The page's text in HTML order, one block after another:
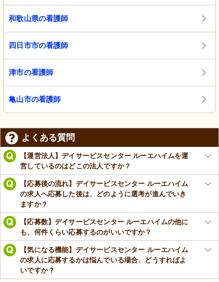
和歌山県の看護師
四日市市の看護師
津市の看護師
亀山市の看護師
よくある質問
【運営法人】デイサービスセンター ルーエハイムを運
営しているのはどこの法人ですか？
【応募後の流れ】デイサービスセンター ルーエハイム
の求人へ応募した後は、どのように選考が進んでいき
ますか？
【応募数】デイサービスセンター ルーエハイムの他に
も、何件くらい応募するのがいいですか？
【気になる機能】デイサービスセンター ルーエハイム
の求人に応募するかは悩んでいる場合、どうすればよ
いですか？